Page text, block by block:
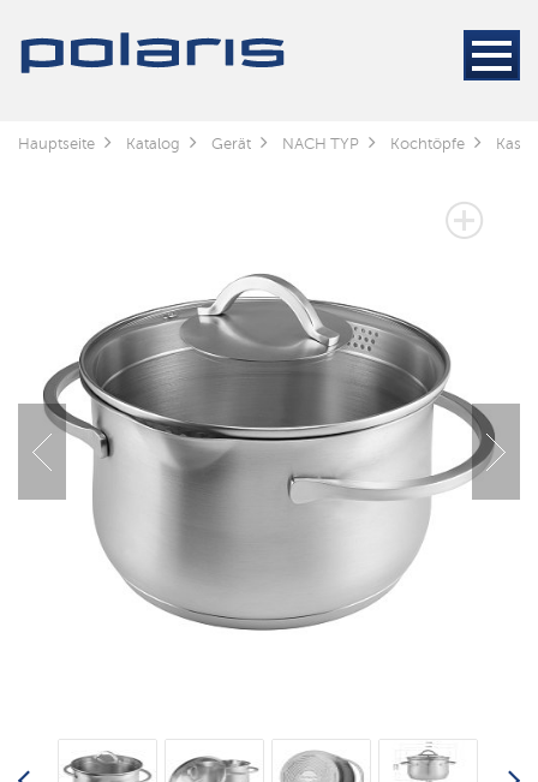
Hauptseite Katalog Gerät NACH TYP Kochtöpfe